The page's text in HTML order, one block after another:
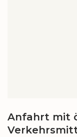
Anfahrt mit